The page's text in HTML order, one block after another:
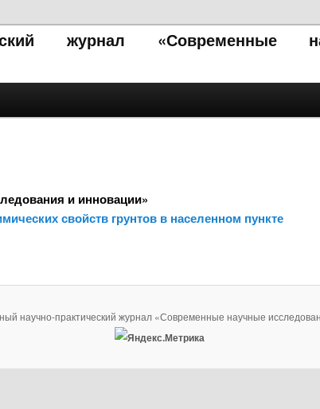
журнал «Современные
и инновации»
свойств грунтов в населенном пункте
научно-практический журнал «Современные научные